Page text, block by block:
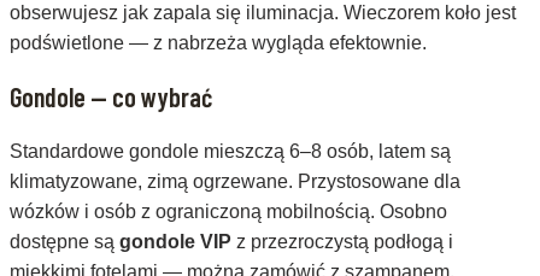
obserwujesz jak zapala się iluminacja. Wieczorem koło jest
podświetlone — z nabrzeża wygląda efektownie.
Gondole — co wybrać
Standardowe gondole mieszczą 6–8 osób, latem są
klimatyzowane, zimą ogrzewane. Przystosowane dla
wózków i osób z ograniczoną mobilnością. Osobno
dostępne są gondole VIP z przezroczystą podłogą i